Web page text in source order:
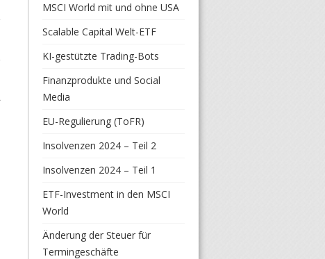
MSCI World mit und ohne USA
Scalable Capital Welt-ETF
KI-gestützte Trading-Bots
Finanzprodukte und Social
Media
EU-Regulierung (ToFR)
Insolvenzen 2024 – Teil 2
Insolvenzen 2024 – Teil 1
ETF-Investment in den MSCI
World
Änderung der Steuer für
Termingeschäfte